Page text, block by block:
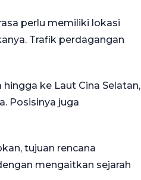
perlu memiliki lokasi
Trafik perdagangan
ke Laut Cina Selatan,
Posisinya juga
tujuan rencana
mengaitkan sejarah